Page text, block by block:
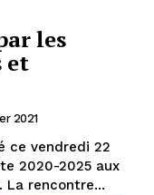
les
et
2021
ce vendredi 22
2020-2025 aux
La rencontre...